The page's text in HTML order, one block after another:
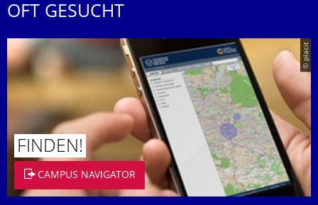
OFT GESUCHT
© placit
FINDEN!
CAMPUS NAVIGATOR